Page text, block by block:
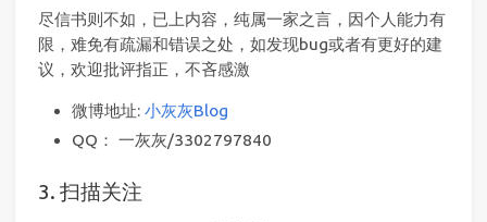
尽信书则不如，已上内容，纯属一家之言，因个人能力有
限，难免有疏漏和错误之处，如发现bug或者有更好的建
议，欢迎批评指正，不吝感激
微博地址: 小灰灰Blog
QQ： 一灰灰/3302797840
3. 扫描关注